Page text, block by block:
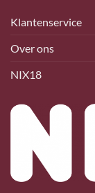
Klantenservice
Over ons
NIX18